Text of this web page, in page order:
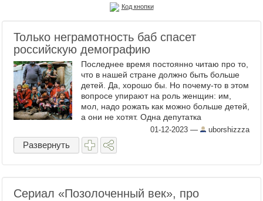
Фототоп
Видеотоп
Код кнопки
Только неграмотность баб спасет
российскую демографию
Последнее время постоянно читаю про то,
что в нашей стране должно быть больше
детей. Да, хорошо бы. Но почему-то в этом
вопросе упирают на роль женщин: им,
мол, надо рожать как можно больше детей,
а они не хотят. Одна депутатка
договорилась до того, что женщинам не
стоило бы ...
01-12-2023 — uborshizzza
Развернуть
Сериал «Позолоченный век», про